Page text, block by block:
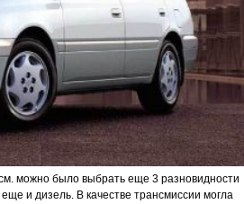
можно было выбрать еще 3 разновидности
и дизель. В качестве трансмиссии могла